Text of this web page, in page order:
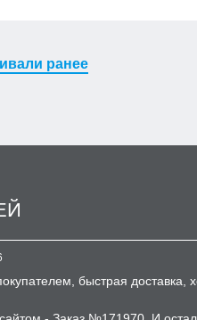
ранее
быстрая доставка,